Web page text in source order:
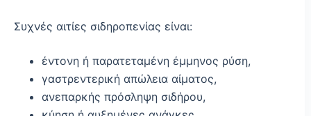
Συχνές αιτίες σιδηροπενίας είναι:
έντονη ή παρατεταμένη έμμηνος ρύση,
γαστρεντερική απώλεια αίματος,
ανεπαρκής πρόσληψη σιδήρου,